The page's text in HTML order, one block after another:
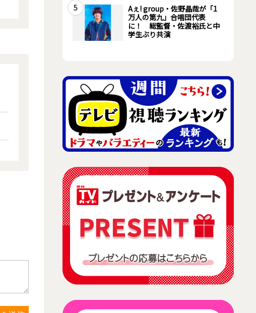
5
Aぇ! group・佐野晶哉が「1
万人の第九」合唱団代表
に！ 総監督・佐渡裕氏と中
学生ぶり共演